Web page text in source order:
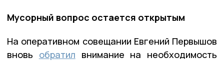
Мусорный вопрос остается открытым
На оперативном совещании Евгений Первышов
вновь обратил внимание на необходимость